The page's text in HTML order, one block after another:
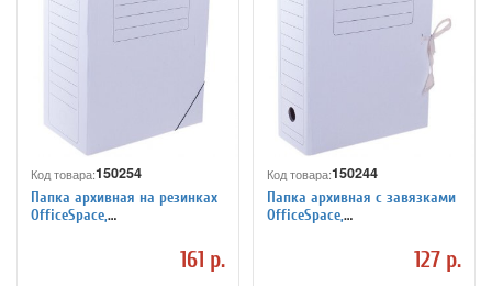
Код товара:150254
Папка архивная на резинках
OfficeSpace,
161 р.
Код товара:150244
Папка архивная с завязками
OfficeSpace,
127 р.